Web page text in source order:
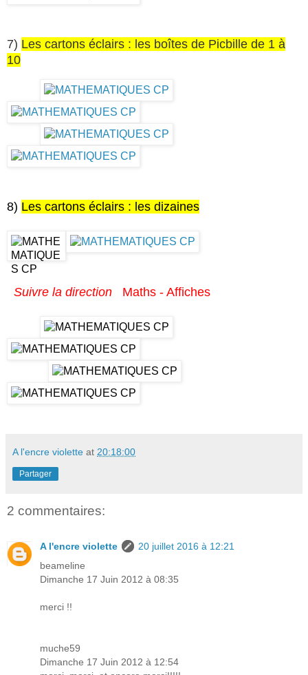
7) Les cartons éclairs : les boîtes de Picbille de 1 à
10
8) Les cartons éclairs : les dizaines
Suivre la direction Maths - Affiches
A l'encre violette at 20:18:00
Partager
2 commentaires:
A l'encre violette
20 juillet 2016 à 12:21
beameline
Dimanche 17 Juin 2012 à 08:35
merci !!
muche59
Dimanche 17 Juin 2012 à 12:54